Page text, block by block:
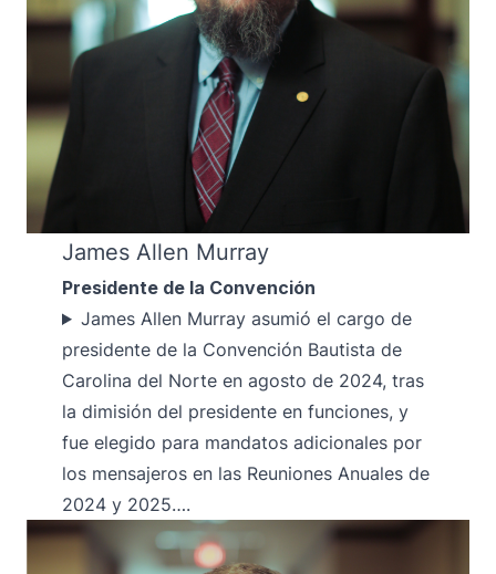
James Allen Murray
Presidente de la Convención
James Allen Murray asumió el cargo de
presidente de la Convención Bautista de
Carolina del Norte en agosto de 2024, tras
la dimisión del presidente en funciones, y
fue elegido para mandatos adicionales por
los mensajeros en las Reuniones Anuales de
2024 y 2025….